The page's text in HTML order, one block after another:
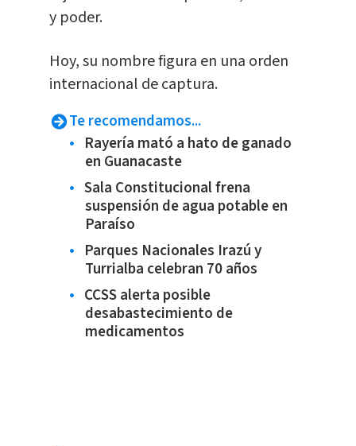
y poder.
Hoy, su nombre figura en una orden
internacional de captura.
Te recomendamos...
Rayería mató a hato de ganado
en Guanacaste
Sala Constitucional frena
suspensión de agua potable en
Paraíso
Parques Nacionales Irazú y
Turrialba celebran 70 años
CCSS alerta posible
desabastecimiento de
medicamentos